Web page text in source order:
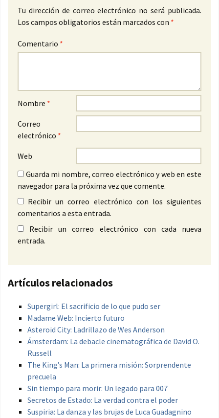
Tu dirección de correo electrónico no será publicada.
Los campos obligatorios están marcados con *
Comentario *
Nombre *
Correo
electrónico *
Web
Guarda mi nombre, correo electrónico y web en este
navegador para la próxima vez que comente.
Recibir un correo electrónico con los siguientes
comentarios a esta entrada.
Recibir un correo electrónico con cada nueva
entrada.
Artículos relacionados
Supergirl: El sacrificio de lo que pudo ser
Madame Web: Incierto futuro
Asteroid City: Ladrillazo de Wes Anderson
Ámsterdam: La debacle cinematográfica de David O.
Russell
The King’s Man: La primera misión: Sorprendente
precuela
Sin tiempo para morir: Un legado para 007
Secretos de Estado: La verdad contra el poder
Suspiria: La danza y las brujas de Luca Guadagnino